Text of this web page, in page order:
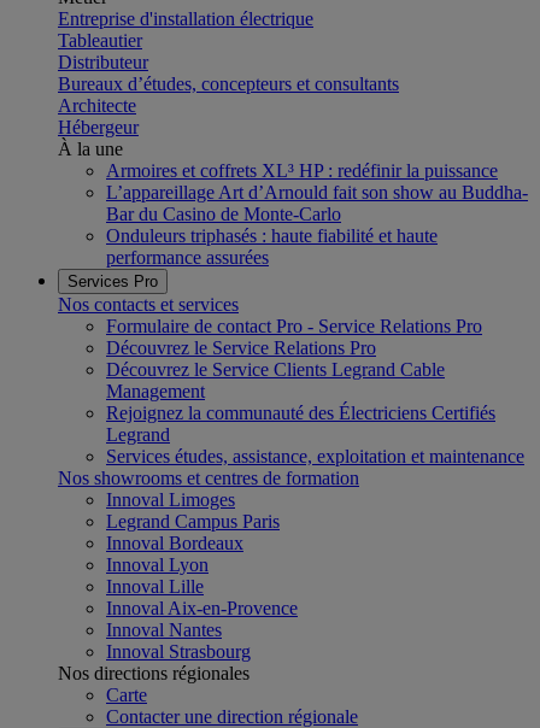
Entreprise d'installation électrique
Tableautier
Distributeur
Bureaux d’études, concepteurs et consultants
Architecte
Hébergeur
À la une
Armoires et coffrets XL³ HP : redéfinir la puissance
L’appareillage Art d’Arnould fait son show au Buddha-
Bar du Casino de Monte-Carlo
Onduleurs triphasés : haute fiabilité et haute
performance assurées
Services Pro
Nos contacts et services
Formulaire de contact Pro - Service Relations Pro
Découvrez le Service Relations Pro
Découvrez le Service Clients Legrand Cable
Management
Rejoignez la communauté des Électriciens Certifiés
Legrand
Services études, assistance, exploitation et maintenance
Nos showrooms et centres de formation
Innoval Limoges
Legrand Campus Paris
Innoval Bordeaux
Innoval Lyon
Innoval Lille
Innoval Aix-en-Provence
Innoval Nantes
Innoval Strasbourg
Nos directions régionales
Carte
Contacter une direction régionale